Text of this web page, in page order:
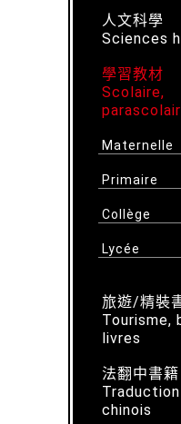
人文科學
Sciences
學習教材
Scolaire,
Maternelle
Primaire
Collège
Lycée
旅遊/精裝
Tourisme,
livres
法翻中書籍
chinois